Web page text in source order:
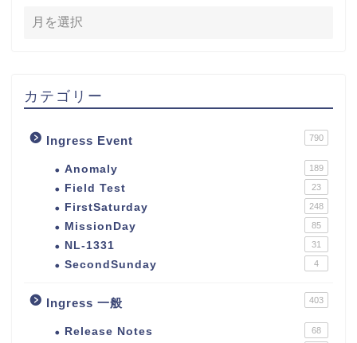
カテゴリー
Ingress Event 790
Anomaly 189
Field Test 23
FirstSaturday 248
MissionDay 85
NL-1331 31
SecondSunday 4
Ingress 一般 403
Release Notes 68